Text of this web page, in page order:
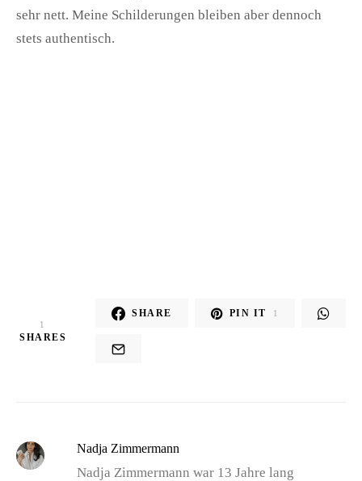
sehr nett. Meine Schilderungen bleiben aber dennoch
stets authentisch.
1
SHARES
SHARE PIN IT 1
Nadja Zimmermann
Nadja Zimmermann war 13 Jahre lang